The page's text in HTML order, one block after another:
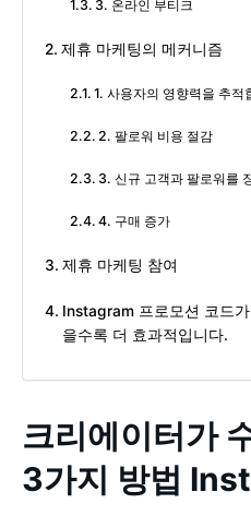
3. 온라인 부티크
제휴 마케팅의 메커니즘
1. 사용자의 영향력을 추적
2. 팔로워 비용 절감
3. 신규 고객과 팔로워를
4. 구매 증가
제휴 마케팅 참여
Instagram 프로모션 코드
을수록 더 효과적입니다.
크리에이터가
3가지 방법